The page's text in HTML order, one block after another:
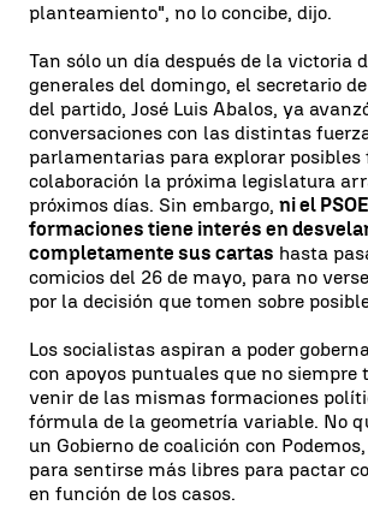
planteamiento", no lo concibe, dijo.
Tan sólo un día después de la victoria
generales del domingo, el secretario
del partido, José Luis Abalos, ya
conversaciones con las distintas
parlamentarias para explorar posibles
colaboración la próxima legislatura
próximos días. Sin embargo, ni el
formaciones tiene interés en
completamente sus cartas hasta
comicios del 26 de mayo, para no
por la decisión que tomen sobre
Los socialistas aspiran a poder
con apoyos puntuales que no siempre
venir de las mismas formaciones
fórmula de la geometría variable. No
un Gobierno de coalición con
para sentirse más libres para pactar
en función de los casos.